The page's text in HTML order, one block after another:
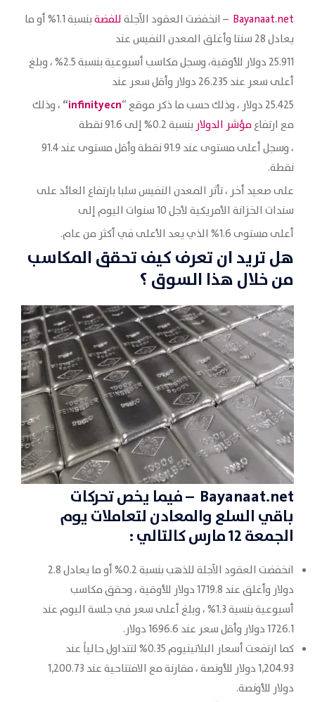
Bayanaat.net – انخفضت العقود الآجلةللفضة
بنسبة 1.1% أو ما
يعادل 28 سنتا وأغلق المعدن النفيس عند
25.911 دولار للأوقية، وسجل مكاسب أسبوعية بنسبة 2.5% ، وبلغ
أعلى سعر عند 26.235 دولار وأقل سعر عند
25.425 دولار ، وذلك حسب ما ذكر موقع “
infinityecn
“ ، وذلك
مع ارتفاعمؤشر الدولار بنسبة 0.2% إلى 91.6 نقطة
، وسجل أعلى مستوى عند 91.9 نقطة وأقل مستوى عند 91.4
نقطة.
على صعيد أخر ، تأثر المعدن النفيس سلبا بارتفاع العائد على
سندات الخزانة الأمريكية لأجل 10 سنوات اليوم إلى
أعلى مستوى 1.6% الذي يعد الأعلى في أكثر من عام.
هل تريد ان تعرف كيف تحقق المكاسب
من خلال هذا السوق ؟
Bayanaat.net – فيما يخص تحركات
باقيالسلع والمعادنلتعاملات يوم
الجمعة 12 مارس كالتالي :
انخفضت العقود الآجلة للذهب بنسبة 0.2% أو ما يعادل 2.8
دولار وأغلق عند 1719.8 دولار للأوقية ، وحقق مكاسب
أسبوعية بنسبة 1.3% ، وبلغ أعلى سعر في جلسة اليوم عند
1726.1 دولار وأقل سعر عند 1696.6 دولار.
كما ارتفعت أسعار البلاتينيوم 0.35% لتتداول حالياً عند
1,204.93 دولار للأونصة ، مقارنة مع الافتتاحية عند 1,200.73
دولار للأونصة.